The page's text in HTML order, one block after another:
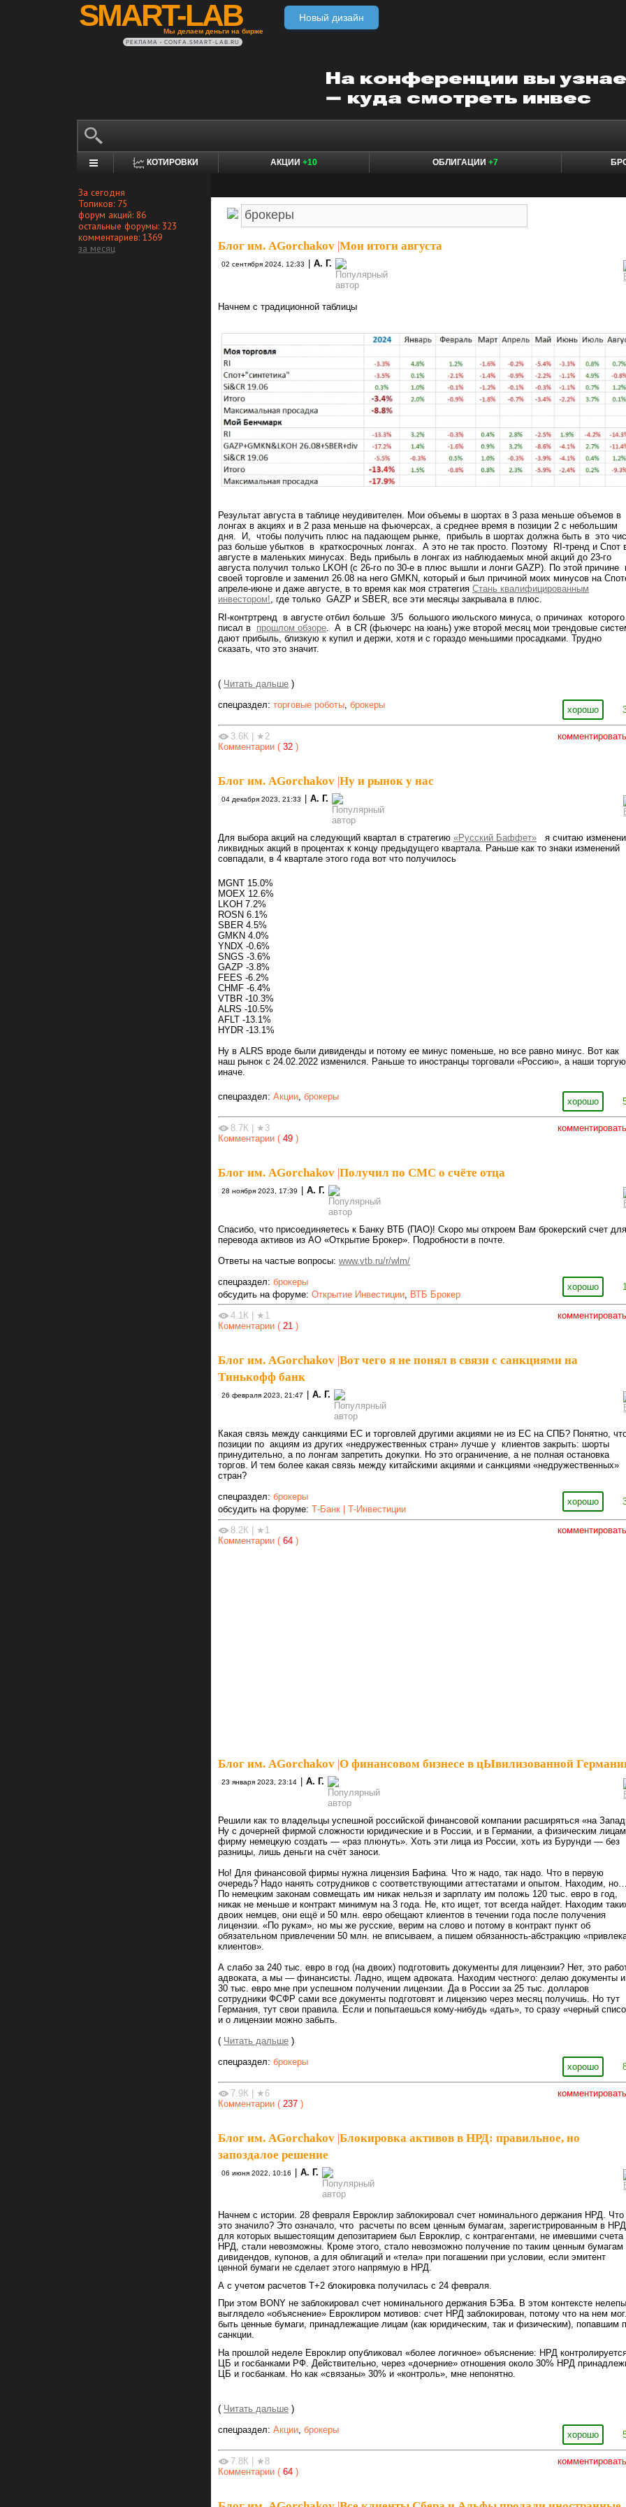
SMART-LAB
Мы делаем деньги на бирже
Новый дизайн
РЕКЛАМА • CONFA.SMART-LAB.RU
КОТИРОВКИ АКЦИИ +10 ОБЛИГАЦИИ +7
За сегодня
Топиков: 75
форум акций: 86
остальные форумы: 323
комментариев: 1369
за месяц
Блог им. AGorchakov Мои итоги августа
02 сентября 2024, 12:33 А. Г.
Начнем с традиционной таблицы
Результат августа в таблице неудивителен. Мои объемы в шортах в 3 раза меньше объемов в
лонгах в акциях и в 2 раза меньше на фьючерсах, а среднее время в позиции 2 с небольшим
дня. И, чтобы получить плюс на падающем рынке, прибыль в шортах должна быть в это
раз больше убытков в краткосрочных лонгах. А это не так просто. Поэтому RI-тренд и Спот
августе в маленьких минусах. Ведь прибыль в лонгах из наблюдаемых мной акций до 23-го
августа получил только LKOH (с 26-го по 30-е в плюс вышли и лонги GAZP). По этой причине
своей торговле и заменил 26.08 на него GMKN, который и был причиной моих минусов на
апреле-июне и даже августе, в то время как моя стратегия Стань квалифицированным
инвестором!, где только GAZP и SBER, все эти месяцы закрывала в плюс.
RI-контртренд в августе отбил больше 3/5 большого июльского минуса, о причинах
писал в прошлом обзоре. А в CR (фьючерс на юань) уже второй месяц мои трендовые
дают прибыль, близкую к купил и держи, хотя и с гораздо меньшими просадками. Трудно
сказать, что это значит.
( Читать дальше )
хорошо
спецраздел: торговые роботы, брокеры
комментировать
3.6К | ★2
Комментарии ( 32 )
Блог им. AGorchakov |Ну и рынок у нас
04 декабря 2023, 21:33 | А. Г.
Для выбора акций на следующий квартал в стратегию «Русский Баффет» я считаю
ликвидных акций в процентах к концу предыдущего квартала. Раньше как то знаки изменений
совпадали, в 4 квартале этого года вот что получилось
MGNT 15.0%
MOEX 12.6%
LKOH 7.2%
ROSN 6.1%
SBER 4.5%
GMKN 4.0%
YNDX -0.6%
SNGS -3.6%
GAZP -3.8%
FEES -6.2%
CHMF -6.4%
VTBR -10.3%
ALRS -10.5%
AFLT -13.1%
HYDR -13.1%
Ну в ALRS вроде были дивиденды и потому ее минус поменьше, но все равно минус. Вот как
наш рынок с 24.02.2022 изменился. Раньше то иностранцы торговали «Россию», а наши
иначе.
хорошо
спецраздел: Акции, брокеры
комментировать
8.7К | ★3
Комментарии ( 49 )
Блог им. AGorchakov |Получил по СМС о счёте отца
28 ноября 2023, 17:39 | А. Г.
Спасибо, что присоединяетесь к Банку ВТБ (ПАО)! Скоро мы откроем Вам брокерский счет для
перевода активов из АО «Открытие Брокер». Подробности в почте.
Ответы на частые вопросы: www.vtb.ru/r/wlm/
хорошо
спецраздел: брокеры
обсудить на форуме: Открытие Инвестиции ВТБ Брокер
комментировать
4.1К
★1
Комментарии ( 21 )
Блог им. AGorchakov |Вот чего я не понял в связи с санкциями на
Тинькофф банк
26 февраля 2023, 21:47 А. Г.
Какая связь между санкциями ЕС и торговлей другими акциями не из ЕС на СПБ? Понятно,
позиции по акциям из других «недружественных стран» лучше у клиентов закрыть: шорты
принудительно, а по лонгам запретить докупки. Но это ограничение, а не полная остановка
торгов. И тем более какая связь между китайскими акциями и санкциями «недружественных»
стран?
хорошо
спецраздел: брокеры
обсудить на форуме: Т-Банк | Т-Инвестиции
комментировать
8.2К
★1
Комментарии ( 64 )
Блог им. AGorchakov О финансовом бизнесе в цЫвилизованной
23 января 2023, 23:14 А. Г.
Решили как то владельцы успешной российской финансовой компании расширяться «на
Ну с дочерней фирмой сложности юридические и в России, и в Германии, а физическим лицам
фирму немецкую создать — «раз плюнуть». Хоть эти лица из России, хоть из Бурунди — без
разницы, лишь деньги на счёт заноси.
Но! Для финансовой фирмы нужна лицензия Бафина. Что ж надо, так надо. Что в первую
очередь? Надо нанять сотрудников с соответствующими аттестатами и опытом. Находим,
По немецким законам совмещать им никак нельзя и зарплату им положь 120 тыс. евро в год,
никак не меньше и контракт минимум на 3 года. Не, кто ищет, тот всегда найдет. Находим
двоих немцев, они ещё и 50 млн. евро обещают клиентов в течении года после получения
лицензии. «По рукам», но мы же русские, верим на слово и потому в контракт пункт об
обязательном привлечении 50 млн. не вписываем, а пишем обязанность-абстракцию
клиентов».
А слабо за 240 тыс. евро в год (на двоих) подготовить документы для лицензии? Нет, это
адвоката, а мы — финансисты. Ладно, ищем адвоката. Находим честного: делаю документы и
30 тыс. евро мне при успешном получении лицензии. Да в России за 25 тыс. долларов
сотрудники ФСФР сами все документы подготовят и лицензию через месяц получишь. Но тут
Германия, тут свои правила. Если и попытаешься кому-нибудь «дать», то сразу «черный
и о лицензии можно забыть.
( Читать дальше )
хорошо
спецраздел: брокеры
комментировать
7.9К | ★6
Комментарии ( 237 )
Блог им. AGorchakov |Блокировка активов в НРД: правильное, но
запоздалое решение
06 июня 2022, 10:16 | А. Г.
Начнем с истории. 28 февраля Евроклир заблокировал счет номинального держания НРД. Что
это значило? Это означало, что расчеты по всем ценным бумагам, зарегистрированным в
для которых вышестоящим депозитарием был Евроклир, с контрагентами, не имевшими счета
НРД, стали невозможны. Кроме этого, стало невозможно получение по таким ценным бумагам
дивидендов, купонов, а для облигаций и «тела» при погашении при условии, если эмитент
ценной бумаги не сделает этого напрямую в НРД.
А с учетом расчетов Т+2 блокировка получилась с 24 февраля.
При этом BONY не заблокировал счет номинального держания БЭБа. В этом контексте
выглядело «объяснение» Евроклиром мотивов: счет НРД заблокирован, потому что на нем
быть ценные бумаги, принадлежащие лицам (как юридическим, так и физическим), попавшим
санкции.
На прошлой неделе Евроклир опубликовал «более логичное» объяснение: НРД
ЦБ и госбанками РФ. Действительно, через «дочерние» отношения около 30% НРД
ЦБ и госбанкам. Но как «связаны» 30% и «контроль», мне непонятно.
( Читать дальше )
хорошо
спецраздел: Акции, брокеры
комментировать
7.8К | ★8
Комментарии ( 64 )